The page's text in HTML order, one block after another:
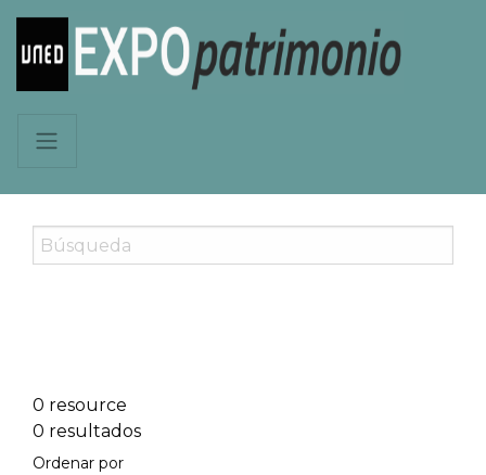
0 resource
0 resultados
Ordenar por